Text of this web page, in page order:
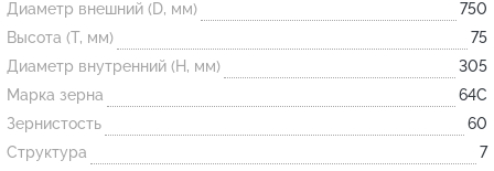
Огнеупорные
изделия
Скачать каталог
Тигель
Диаметр внешний (D, мм)
750
Высота (T, мм)
75
Диаметр внутренний (H, мм)
305
Марка зерна
64С
Зернистость
60
Структура
7